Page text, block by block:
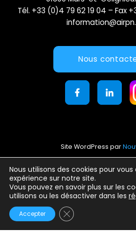
Nous utilisons des cookies pour
expérience sur notre site.
Vous pouvez en savoir plus sur les
utilisons ou les désactiver dans les
Accepter Fermer la bannière
Tél. +33 (0)4 79 62 19 04 – Fax
Nous
Site WordPress par
Mentions
Conditions générales
Politique de